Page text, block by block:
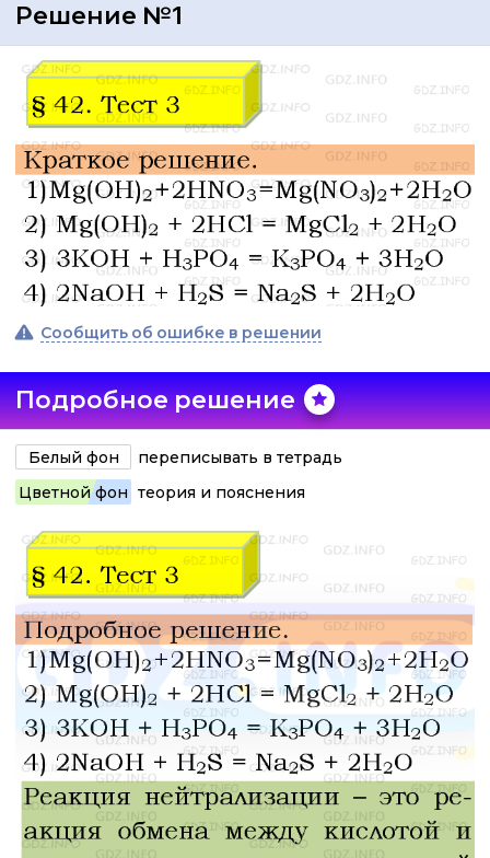
Решение №1
Сообщить об ошибке в решении
Подробное решение
Белый фон
переписывать в тетрадь
Цветной фон теория и пояснения